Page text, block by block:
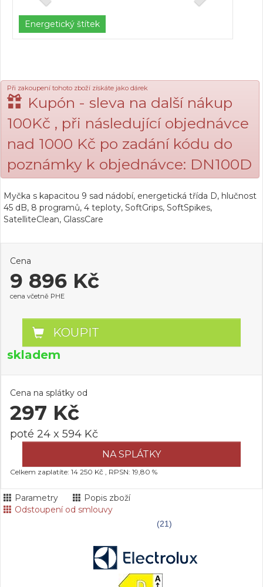
Energetický štítek
Při zakoupení tohoto zboží získáte jako dárek
Kupón - sleva na další nákup
100Kč , při následující objednávce
nad 1000 Kč po zadání kódu do
poznámky k objednávce: DN100D
Myčka s kapacitou 9 sad nádobí, energetická třída D, hlučnost
45 dB, 8 programů, 4 teploty, SoftGrips, SoftSpikes,
SatelliteClean, GlassCare
Cena
9 896 Kč
cena včetně PHE
KOUPIT
skladem
Cena na splátky od
297 Kč
poté 24 x 594 Kč
NA SPLÁTKY
Celkem zaplatíte: 14 250 Kč , RPSN: 19,80 %
Parametry
Popis zboží
Odstoupení od smlouvy
(21)